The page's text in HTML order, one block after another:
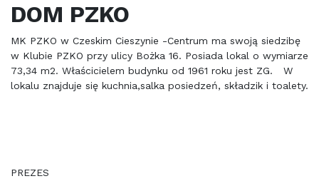
DOM PZKO
MK PZKO w Czeskim Cieszynie -Centrum ma swoją siedzibę
w Klubie PZKO przy ulicy Bożka 16. Posiada lokal o wymiarze
73,34 m2. Właścicielem budynku od 1961 roku jest ZG. W
lokalu znajduje się kuchnia,salka posiedzeń, składzik i toalety.
PREZES